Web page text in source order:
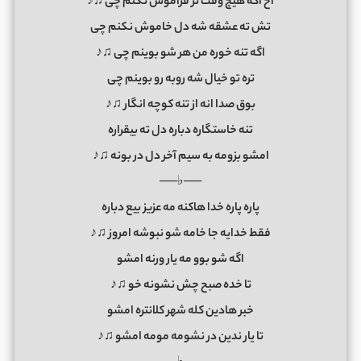
تش ته عشقه شه دل خاموش نکنم چی
اگه تنه خوره من هر شو بوینم چی ♫♪
تره تو خیال شه روبه رو بوینم چی
بوق صدا انه از تنه کوچه انگار ♫♪
تنه خاستگاره دباره دل ته بیقراره
امشو بزومه به سیم آخر دل در بونه ♫♪
──♭──
پاره پاره‌ خدا هاکنه مه عزیز بیع دباره
فقط خدایه جا خامه شو نبوشه امروز ♫♪
اگه شو بوو مه یار ورنه امشو
تا خده صبح چش نشونه خو ♫♪
خبر هادین کله شهر کلانتره امشو
تا یار ندین در نشومه مومه امشو ♫♪